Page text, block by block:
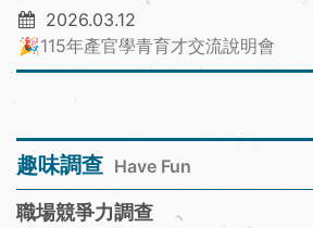
2026.03.12
🎉115年產官學青育才交流說明會
趣味調查 Have Fun
職場競爭力調查